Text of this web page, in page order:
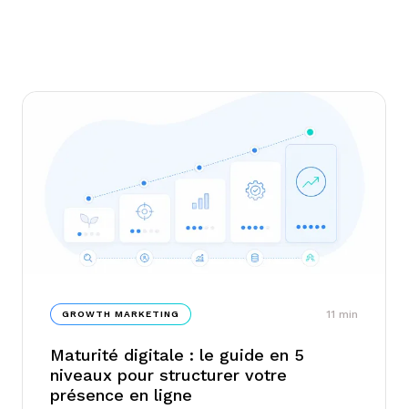
GROWTH MARKETING 11 min
Maturité digitale : le guide en 5
niveaux pour structurer votre
présence en ligne